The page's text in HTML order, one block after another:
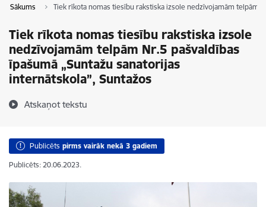
Sākums Tiek rīkota nomas tiesību rakstiska izsole nedzīvojamām telpām
Tiek rīkota nomas tiesību rakstiska izsole
nedzīvojamām telpām Nr.5 pašvaldības
īpašumā „Suntažu sanatorijas
internātskola”, Suntažos
Atskaņot tekstu
Publicēts pirms vairāk nekā 3 gadiem
Publicēts: 20.06.2023.